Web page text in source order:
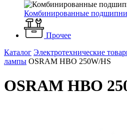
Комбинированные
Прочее
Каталог Электротехнические
лампы OSRAM HBO 250W/HS
OSRAM HBO